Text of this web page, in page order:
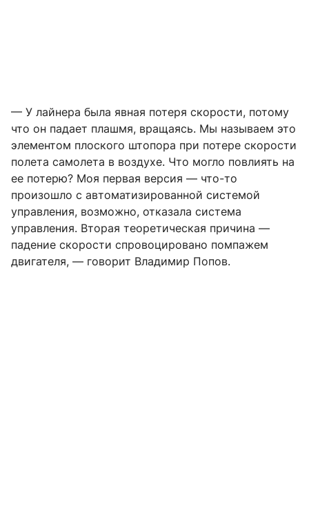
— У лайнера была явная потеря скорости, потому
что он падает плашмя, вращаясь. Мы называем это
элементом плоского штопора при потере скорости
полета самолета в воздухе. Что могло повлиять на
ее потерю? Моя первая версия — что-то
произошло с автоматизированной системой
управления, возможно, отказала система
управления. Вторая теоретическая причина —
падение скорости спровоцировано помпажем
двигателя, — говорит Владимир Попов.